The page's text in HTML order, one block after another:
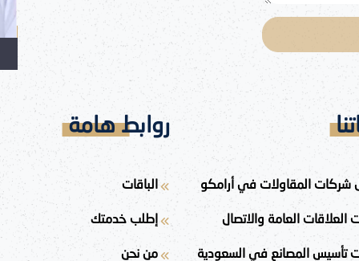
شركات المقاولات في أرامكو
العلاقات العامة والاتصال
تأسيس المصانع في السعودية
روابط هامة
الباقات
إطلب خدمتك
من نحن